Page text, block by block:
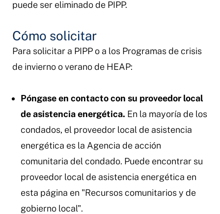
puede ser eliminado de PIPP.
Cómo solicitar
Para solicitar a PIPP o a los Programas de crisis
de invierno o verano de HEAP:
Póngase en contacto con su proveedor local
de asistencia energética. En la mayoría de los
condados, el proveedor local de asistencia
energética es la Agencia de acción
comunitaria del condado. Puede encontrar su
proveedor local de asistencia energética en
esta página en "Recursos comunitarios y de
gobierno local".